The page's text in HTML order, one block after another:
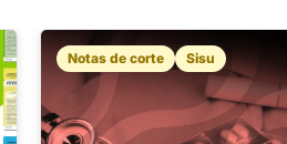
Notas de corte Sisu